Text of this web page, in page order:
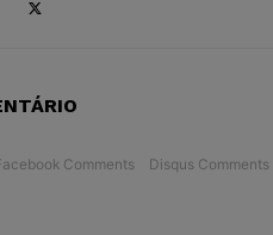
Comments Disqus Comments